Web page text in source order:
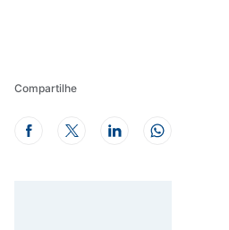
Compartilhe